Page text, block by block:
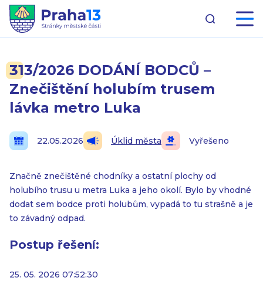
313/2026 DODÁNÍ BODCŮ –
Znečištění holubím trusem
lávka metro Luka
22.05.2026 Úklid města Vyřešeno
Značně znečištěné chodníky a ostatní plochy od
holubího trusu u metra Luka a jeho okolí. Bylo by vhodné
dodat sem bodce proti holubům, vypadá to tu strašně a je
to závadný odpad.
Postup řešení:
25. 05. 2026 07:52:30